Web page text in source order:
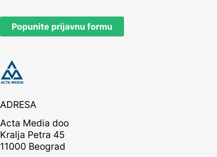
Popunite prijavnu formu
ADRESA
Acta Media doo
Kralja Petra 45
11000 Beograd